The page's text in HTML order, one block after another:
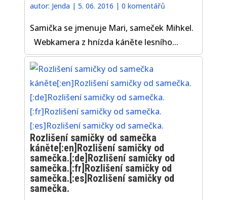
autor: Jenda |5. 06. 2016 |0 komentářů
Samička se jmenuje Mari, sameček Mihkel.
Webkamera z hnízda káněte lesního...
Rozlišení samičky od samečka
káněte[:en]Rozlišení samičky od
samečka.[:de]Rozlišení samičky od
samečka.[:fr]Rozlišení samičky od
samečka.[:es]Rozlišení samičky od
samečka.